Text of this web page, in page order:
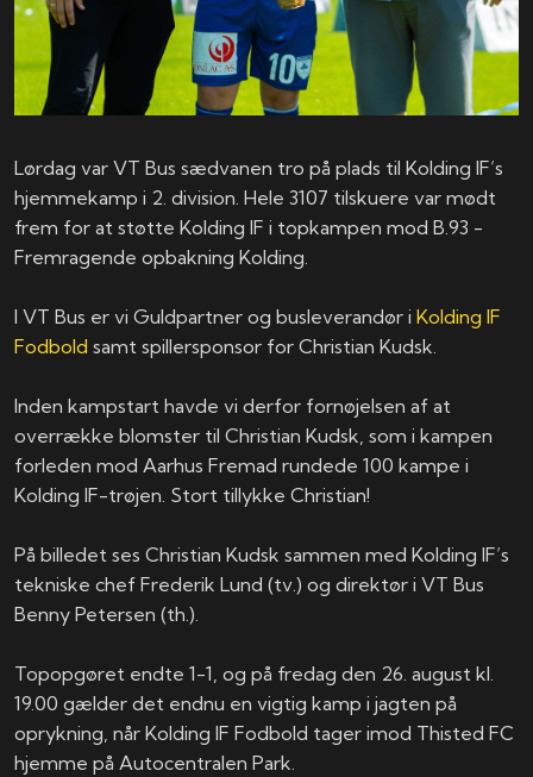
Lørdag var VT Bus sædvanen tro på plads til Kolding IF’s
hjemmekamp i 2. division. Hele 3107 tilskuere var mødt
frem for at støtte Kolding IF i topkampen mod B.93 -
Fremragende opbakning Kolding.
I VT Bus er vi Guldpartner og busleverandør iKolding IF
Fodbold samt spillersponsor for Christian Kudsk.
Inden kampstart havde vi derfor fornøjelsen af at
overrække blomster til Christian Kudsk, som i kampen
forleden mod Aarhus Fremad rundede 100 kampe i
Kolding IF-trøjen. Stort tillykke Christian!
På billedet ses Christian Kudsk sammen med Kolding IF’s
tekniske chef Frederik Lund (tv.) og direktør i VT Bus
Benny Petersen (th.).
Topopgøret endte 1-1, og på fredag den 26. august kl.
19.00 gælder det endnu en vigtig kamp i jagten på
oprykning, når Kolding IF Fodbold tager imod Thisted FC
hjemme på Autocentralen Park.